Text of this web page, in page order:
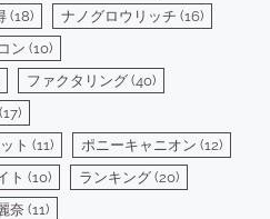
(18) ナノグロウリッチ (16)
ン (10)
ファクタリング (40)
(17)
ト (11) ポニーキャニオン (12)
ト (10) ランキング (20)
奈 (11)